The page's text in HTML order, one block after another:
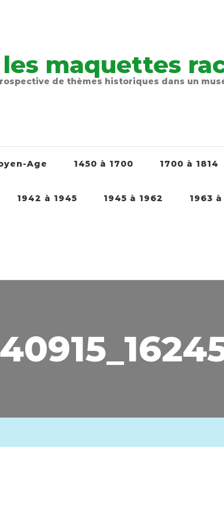
les maquettes
de thèmes historiques dans un
Age 1450 à 1700 1700 à 1814
1942 à 1945 1945 à 1962 1963